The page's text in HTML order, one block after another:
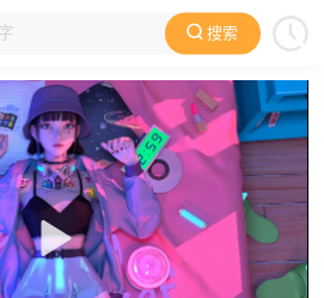
搜索
国产动漫 欧美动漫 动漫电影